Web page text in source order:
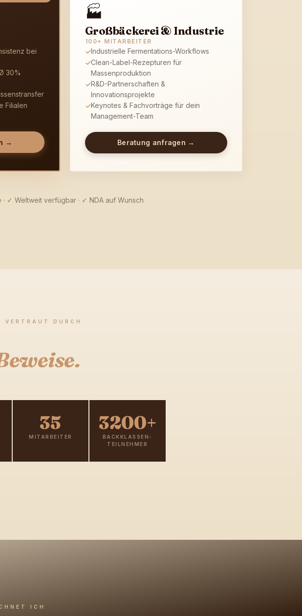
bei
30%
Filialen
→
🏭
Großbäckerei & Industrie
100+ MITARBEITER
✓Industrielle Fermentations-Workflows
✓Clean-Label-Rezepturen für
Massenproduktion
✓R&D-Partnerschaften &
Innovationsprojekte
✓Keynotes & Fachvorträge für dein
Management-Team
Beratung anfragen →
✓ Weltweit verfügbar · ✓ NDA auf Wunsch
VERTRAUT DURCH
35
MITARBEITER
3200+
BACKKLASSEN-
TEILNEHMER
ICH